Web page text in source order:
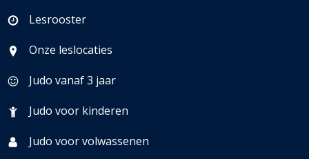
Lesrooster
Onze leslocaties
Judo vanaf 3 jaar
Judo voor kinderen
Judo voor volwassenen